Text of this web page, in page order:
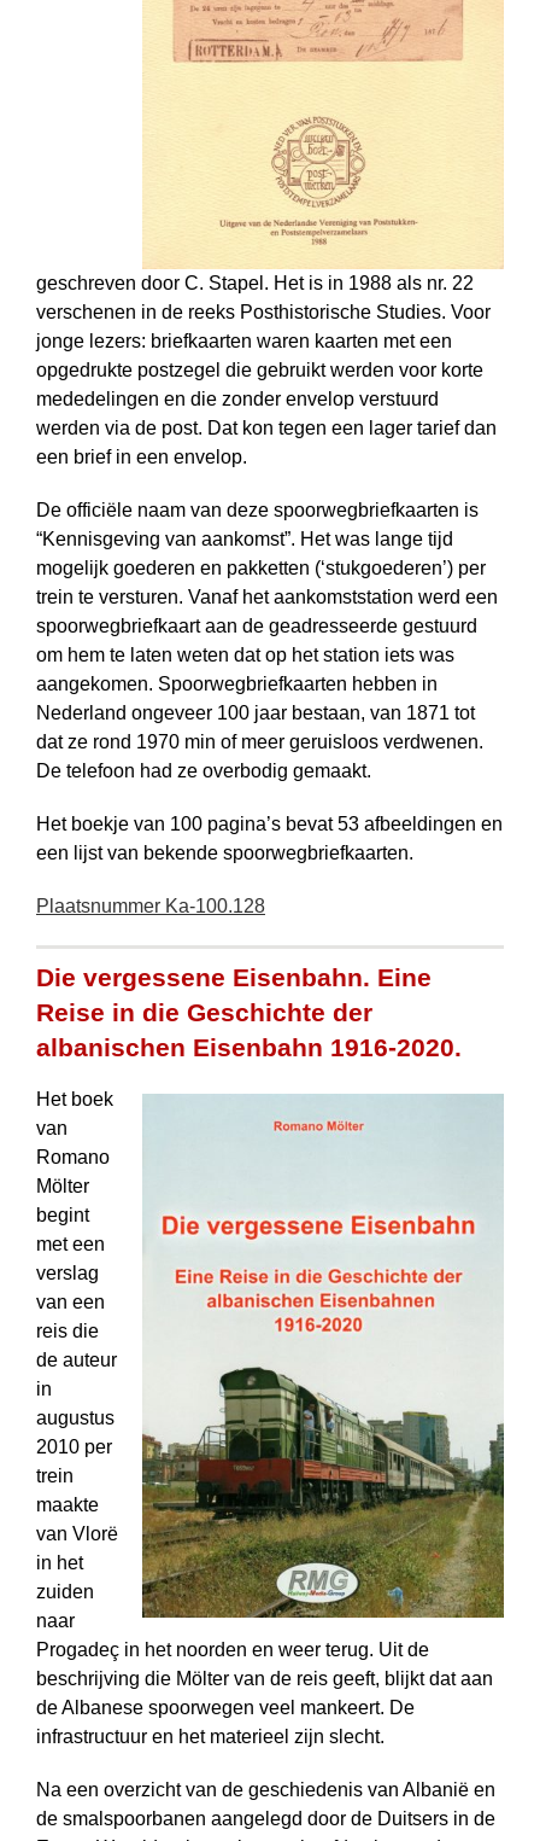
geschreven door C. Stapel. Het is in 1988 als nr. 22
verschenen in de reeks Posthistorische Studies. Voor
jonge lezers: briefkaarten waren kaarten met een
opgedrukte postzegel die gebruikt werden voor korte
mededelingen en die zonder envelop verstuurd
werden via de post. Dat kon tegen een lager tarief dan
een brief in een envelop.
De officiële naam van deze spoorweg­briefkaarten is
“Kennisgeving van aankomst”. Het was lange tijd
mogelijk goederen en pakketten (‘stukgoederen’) per
trein te versturen. Vanaf het aankomststation werd een
spoorweg­briefkaart aan de geadresseerde gestuurd
om hem te laten weten dat op het station iets was
aangekomen. Spoorweg­briefkaarten hebben in
Nederland ongeveer 100 jaar bestaan, van 1871 tot
dat ze rond 1970 min of meer geruisloos verdwenen.
De telefoon had ze overbodig gemaakt.
Het boekje van 100 pagina’s bevat 53 afbeeldingen en
een lijst van bekende spoorwegbriefkaarten.
Plaatsnummer Ka-100.128
Die vergessene Eisenbahn. Eine
Reise in die Geschichte der
albanischen Eisenbahn 1916-2020.
Het boek
van
Romano
Mölter
begint
met een
verslag
van een
reis die
de auteur
in
augustus
2010 per
trein
maakte
van Vlorë
in het
zuiden
naar
Progadeç in het noorden en weer terug. Uit de
beschrijving die Mölter van de reis geeft, blijkt dat aan
de Albanese spoorwegen veel mankeert. De
infrastructuur en het materieel zijn slecht.
Na een overzicht van de geschiedenis van Albanië en
de smalspoorbanen aangelegd door de Duitsers in de